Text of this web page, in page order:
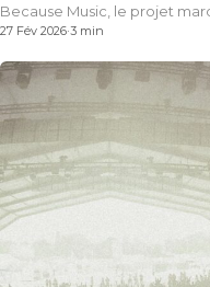
Because Music, le projet
27 Fév 2026·3 min